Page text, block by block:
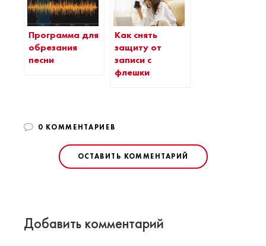
Программа для
обрезания
песни
Как снять
защиту от
записи с
флешки
0 КОММЕНТАРИЕВ
ОСТАВИТЬ КОММЕНТАРИЙ
Добавить комментарий